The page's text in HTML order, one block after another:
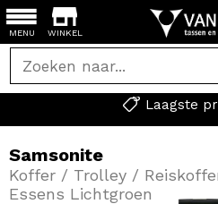
WINKEL
Laagste
MENU
Samsonite
Koffer / Trolley /
Essens Lichtgroen